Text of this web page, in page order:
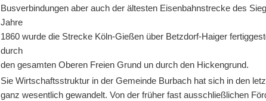
Busverbindungen aber auch der ältesten Eisenbahnstrecke des
Jahre
1860 wurde die Strecke Köln-Gießen über Betzdorf-Haiger
durch
den gesamten Oberen Freien Grund un durch den Hickengrund.
Sie Wirtschaftsstruktur in der Gemeinde Burbach hat sich in den
ganz wesentlich gewandelt. Von der früher fast ausschließlichen